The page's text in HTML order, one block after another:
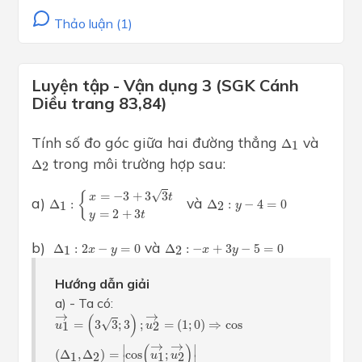
Thảo luận (1)
Luyện tập - Vận dụng 3 (SGK Cánh
Diều trang 83,84)
Tính số đo góc giữa hai đường thẳng Δ1
Δ 1 và
Δ2
Δ 2 trong môi trường hợp sau:
a) Δ1 : { x = −3 +3√3t
y = 2 +3t
= 3 y =2 +3
và Δ2 : y − 4 = 0
Δ 2 0
b) Δ1 : 2x − y = 0
Δ 1 x và Δ2 : −x + 3y − 5 = 0
Δ 2 y −5 0
Hướng dẫn giải
a) - Ta có:
→
u1 = (3√3;3) ;
→
u2 = (1;0) ⇒ cos
(Δ1,Δ2) = cos(→
u1;
→
u2)
u1 =( ;3 u →=